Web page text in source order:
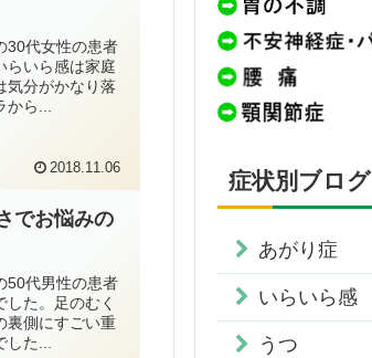
30代女性の患者
らいら感は家庭
気分がかなり落
ら...
2018.11.06
でお悩みの
50代男性の患者
た。足のむく
裏側にすごい重
た...
症状別ブログ
あがり症
いらいら感
うつ